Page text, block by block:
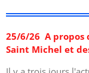
25/6/26 A propos
Saint Michel et